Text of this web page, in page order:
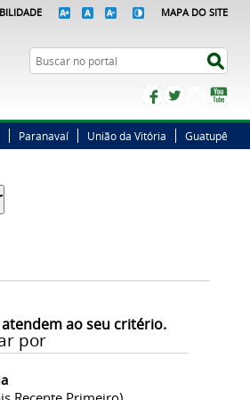
MAPA DO SITE
Busca
FacebookTwitterInstagram
Paranavaí União da Vitória Guatupê
ao seu critério.
por